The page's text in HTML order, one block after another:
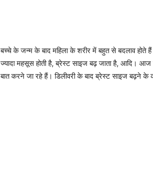
बच्चे के जन्म के बाद महिला के शरीर में बहुत से बदलाव होते
ज्यादा महसूस होती है, ब्रेस्ट साइज बढ़ जाता है, आदि।
बात करने जा रहे हैं। डिलीवरी के बाद ब्रेस्ट साइज बढ़ने के